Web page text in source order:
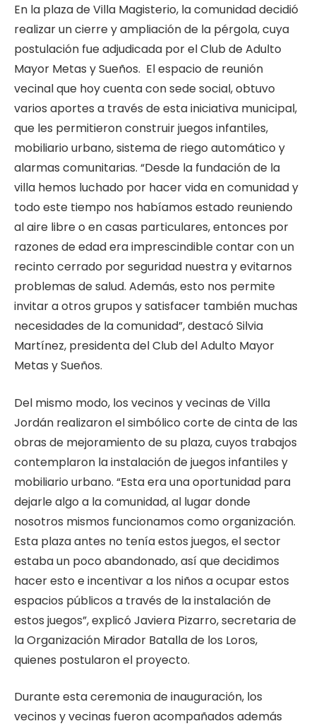
En la plaza de Villa Magisterio, la comunidad decidió
realizar un cierre y ampliación de la pérgola, cuya
postulación fue adjudicada por el Club de Adulto
Mayor Metas y Sueños. El espacio de reunión
vecinal que hoy cuenta con sede social, obtuvo
varios aportes a través de esta iniciativa municipal,
que les permitieron construir juegos infantiles,
mobiliario urbano, sistema de riego automático y
alarmas comunitarias. “Desde la fundación de la
villa hemos luchado por hacer vida en comunidad y
todo este tiempo nos habíamos estado reuniendo
al aire libre o en casas particulares, entonces por
razones de edad era imprescindible contar con un
recinto cerrado por seguridad nuestra y evitarnos
problemas de salud. Además, esto nos permite
invitar a otros grupos y satisfacer también muchas
necesidades de la comunidad”, destacó Silvia
Martínez, presidenta del Club del Adulto Mayor
Metas y Sueños.
Del mismo modo, los vecinos y vecinas de Villa
Jordán realizaron el simbólico corte de cinta de las
obras de mejoramiento de su plaza, cuyos trabajos
contemplaron la instalación de juegos infantiles y
mobiliario urbano. “Esta era una oportunidad para
dejarle algo a la comunidad, al lugar donde
nosotros mismos funcionamos como organización.
Esta plaza antes no tenía estos juegos, el sector
estaba un poco abandonado, así que decidimos
hacer esto e incentivar a los niños a ocupar estos
espacios públicos a través de la instalación de
estos juegos”, explicó Javiera Pizarro, secretaria de
la Organización Mirador Batalla de los Loros,
quienes postularon el proyecto.
Durante esta ceremonia de inauguración, los
vecinos y vecinas fueron acompañados además